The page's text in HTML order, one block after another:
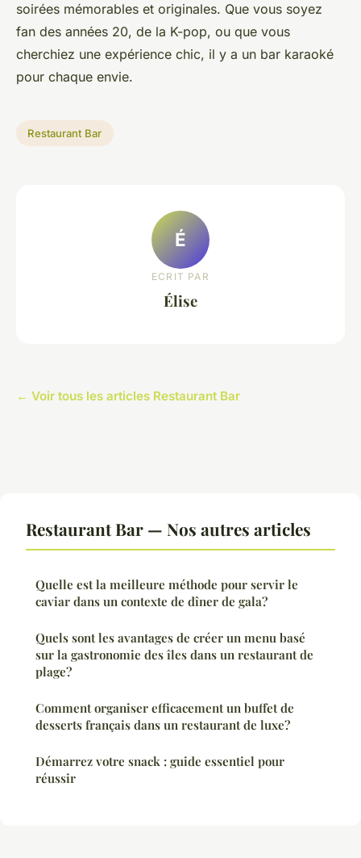
soirées mémorables et originales. Que vous soyez
fan des années 20, de la K-pop, ou que vous
cherchiez une expérience chic, il y a un bar karaoké
pour chaque envie.
Restaurant Bar
É
ECRIT PAR
Élise
← Voir tous les articles Restaurant Bar
Restaurant Bar — Nos autres articles
Quelle est la meilleure méthode pour servir le
caviar dans un contexte de dîner de gala?
Quels sont les avantages de créer un menu basé
sur la gastronomie des îles dans un restaurant de
plage?
Comment organiser efficacement un buffet de
desserts français dans un restaurant de luxe?
Démarrez votre snack : guide essentiel pour
réussir